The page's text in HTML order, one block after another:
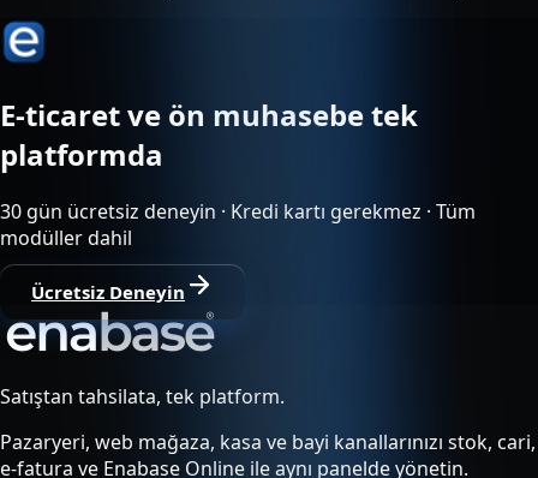
E-ticaret ve ön muhasebe tek
platformda
30 gün ücretsiz deneyin · Kredi kartı gerekmez · Tüm
modüller dahil
Ücretsiz Deneyin
Satıştan tahsilata, tek platform.
Pazaryeri, web mağaza, kasa ve bayi kanallarınızı stok, cari,
e-fatura ve Enabase Online ile aynı panelde yönetin.